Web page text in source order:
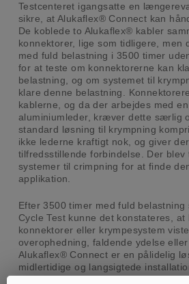
Testcenteret igangsatte en
sikre, at Alukaflex® Connect kan
De koblede to Alukaflex® kabler
konnektorer, lige som tidligere, men
med fuld belastning i 3500 timer
for at teste om konnektorerne kan
belastning, og om systemet til
klare denne belastning.
kablerne, og da der arbejdes med
aluminiumleder, kræver dette særlig
standard løsning til krympning
ikke lederne kraftigt nok, og giver
tilfredsstillende forbindelse. Der blev
systemer til crimpning for at finde
applikation.
Efter 3500 timer med fuld belastning
Cycle Test kunne det konstateres, at
konnektorer eller krympesystem
overophedning, faldende ydelse
Alukaflex® Connect er en pålidelig
midlertidige og langsigtede